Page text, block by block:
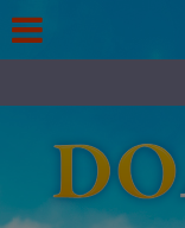
to
content